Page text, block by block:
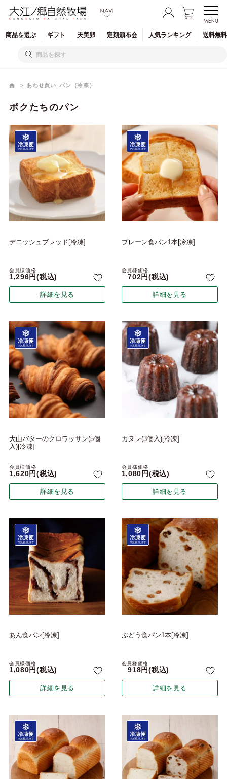
商品を選ぶ ギフト 天美卵 定期頒布会 人気ランキング 送料無
あわせ買い_パン（冷凍）
ボクたちのパン
デニッシュブレッド[冷凍]
会員様価格
1,296 税込
詳細を見る
プレーン食パン1本[冷凍]
会員様価格
702 税込
詳細を見る
大山バターのクロワッサン(5個
入)[冷凍]
会員様価格
1,620 税込
詳細を見る
カヌレ(3個入)[冷凍]
会員様価格
1,080 税込
詳細を見る
あん食パン[冷凍]
会員様価格
1,080 税込
詳細を見る
ぶどう食パン1本[冷凍]
会員様価格
918 税込
詳細を見る